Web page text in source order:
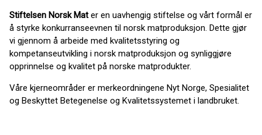
Stiftelsen Norsk Mater en uavhengig stiftelse og vårt formål er
å styrke konkurranseevnen til norsk matproduksjon. Dette gjør
vi gjennom å arbeide med kvalitetsstyring og
kompetanseutvikling i norsk matproduksjon og synliggjøre
opprinnelse og kvalitet på norske matprodukter.
Våre kjerneområder er merkeordningene Nyt Norge, Spesialitet
og Beskyttet Betegenelse og Kvalitetssystemet i landbruket.